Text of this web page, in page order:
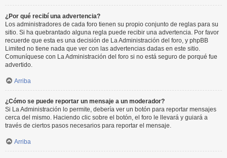
¿Por qué recibí una advertencia?
Los administradores de cada foro tienen su propio conjunto de reglas para su
sitio. Si ha quebrantado alguna regla puede recibir una advertencia. Por favor
recuerde que esta es una decisión de La Administración del foro, y phpBB
Limited no tiene nada que ver con las advertencias dadas en este sitio.
Comuníquese con La Administración del foro si no está seguro de porqué fue
advertido.
Arriba
¿Cómo se puede reportar un mensaje a un moderador?
Si La Administración lo permite, debería ver un botón para reportar mensajes
cerca del mismo. Haciendo clic sobre el botón, el foro le llevará y guiará a
través de ciertos pasos necesarios para reportar el mensaje.
Arriba